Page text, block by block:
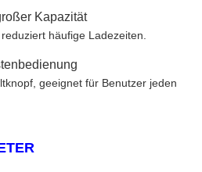
Kapazität
häufige Ladezeiten.
geeignet für Benutzer jeden